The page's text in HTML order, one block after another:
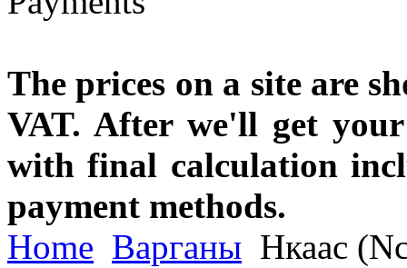
The prices on a site are
VAT. After we'll get
with final calculation
payment methods.
Home Варганы Нкаас